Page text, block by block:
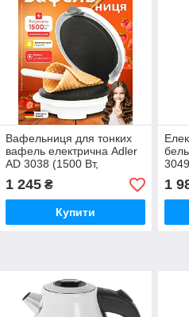
Вафельниця для тонких
вафель електрична Adler
AD 3038 (1500 Вт,
антипригарне покриття)
1 245₴
Купити
1